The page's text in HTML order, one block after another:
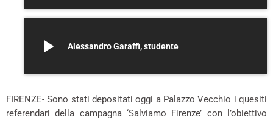
play_arrow Alessandro Garaffi, studente
FIRENZE- Sono stati depositati oggi a Palazzo Vecchio i quesiti
referendari della campagna ‘Salviamo Firenze’ con l’obiettivo